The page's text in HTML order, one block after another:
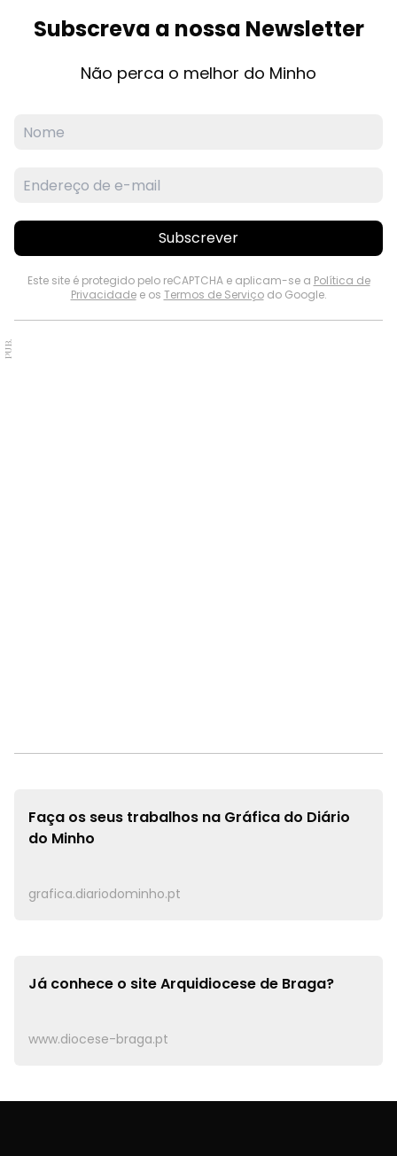
Subscreva a nossa Newsletter
Não perca o melhor do Minho
Subscrever
Este site é protegido pelo reCAPTCHA e aplicam-se a Política de
Privacidadee os Termos de Serviçodo Google.
PUB.
Faça os seus trabalhos na Gráfica do Diário
do Minho
grafica.diariodominho.pt
Já conhece o siteArquidiocese de Braga?
www.diocese-braga.pt